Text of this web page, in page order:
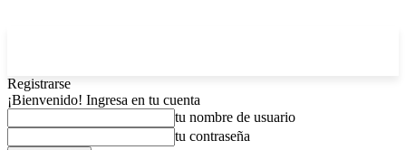
Registrarse
¡Bienvenido! Ingresa en tu cuenta
tu nombre de usuario
tu contraseña